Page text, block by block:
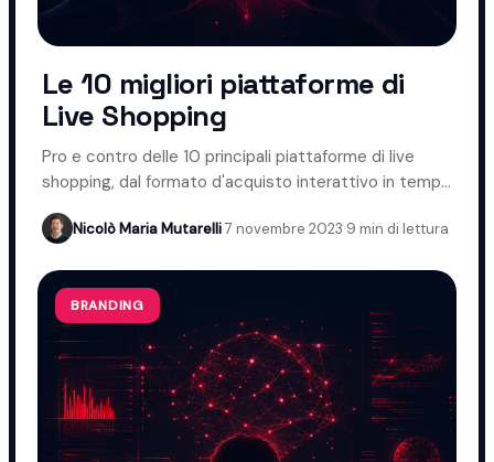
Le 10 migliori piattaforme di
Live Shopping
Pro e contro delle 10 principali piattaforme di live
shopping, dal formato d'acquisto interattivo in tempo
reale.
Nicolò Maria Mutarelli·7 novembre 2023·9 min di lettura
BRANDING